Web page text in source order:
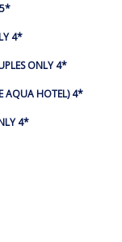
4*
ONLY 4*
AQUA HOTEL) 4*
4*